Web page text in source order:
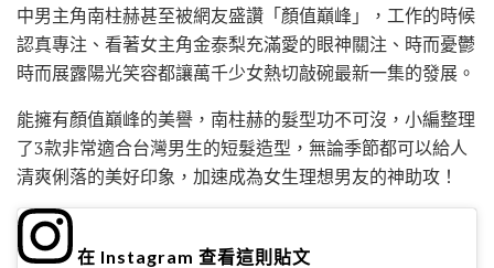
中男主角南柱赫甚至被網友盛讚「顏值巔峰」，工作的時候
認真專注、看著女主角金泰梨充滿愛的眼神關注、時而憂鬱
時而展露陽光笑容都讓萬千少女熱切敲碗最新一集的發展。
能擁有顏值巔峰的美譽，南柱赫的髮型功不可沒，小編整理
了3款非常適合台灣男生的短髮造型，無論季節都可以給人
清爽俐落的美好印象，加速成為女生理想男友的神助攻！
在 Instagram 查看這則貼文